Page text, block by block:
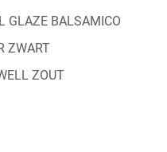
GLAZE BALSAMICO
ZWART
ZOUT